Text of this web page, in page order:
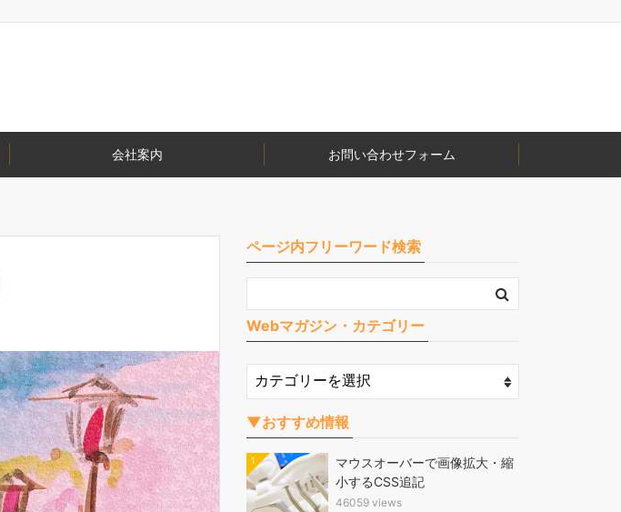
会社案内 お問い合わせフォーム
ページ内フリーワード検索
Webマガジン・カテゴリー
▼おすすめ情報
1
マウスオーバーで画像拡大・縮
小するCSS追記
46059 views